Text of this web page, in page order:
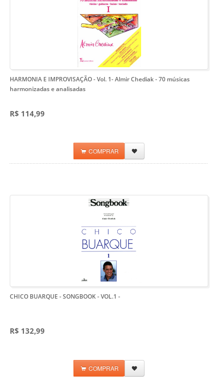
HARMONIA E IMPROVISAÇÃO - Vol. 1- Almir Chediak- 70 músicas
harmonizadas e analisadas
R$ 114,99
COMPRAR
CHICO BUARQUE - SONGBOOK - VOL.1 -
R$ 132,99
COMPRAR